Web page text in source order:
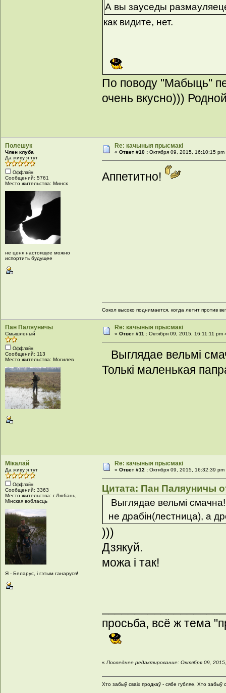
А вы зауседы
как видите, нет.
По поводу "Мабыць"
очень вкусно)))
Полешук
Член клуба
Да живу я тут
Оффлайн
Сообщений: 5761
Место жительства: Минск
не ценя настоящее можно
испортить будущее
Re: качыныя прысмакі
«Ответ #10 : Октября 09, 2015, 16:10:15 pm
Аппетитно!
Сокол высоко поднимается, когда летит против
Пан Паляуничы
Смышленый
Оффлайн
Сообщений: 113
Место жительства: Могилев
Re: качыныя прысмакі
«Ответ #11 : Октября 09, 2015, 16:11:11 pm
Выглядае вельмi
Толькi маленькая
Мікалай
Да живу я тут
Оффлайн
Сообщений: 3363
Место жительства: г.Любань,
Мінская вобласць
Я - Беларус, і гэтым ганаруся!
Re: качыныя прысмакі
«Ответ #12 : Октября 09, 2015, 16:32:39 pm
Цитата: Пан Паляуничы
Выглядае вельмi смачна!
не драбiн(лестница), а
)))
Дзякуй.
можа і так!
просьба, всё ж тема
«Последнее редактирование: Октября 09,
Хто забыў сваіх продкаў - сябе губляе, Хто забыў